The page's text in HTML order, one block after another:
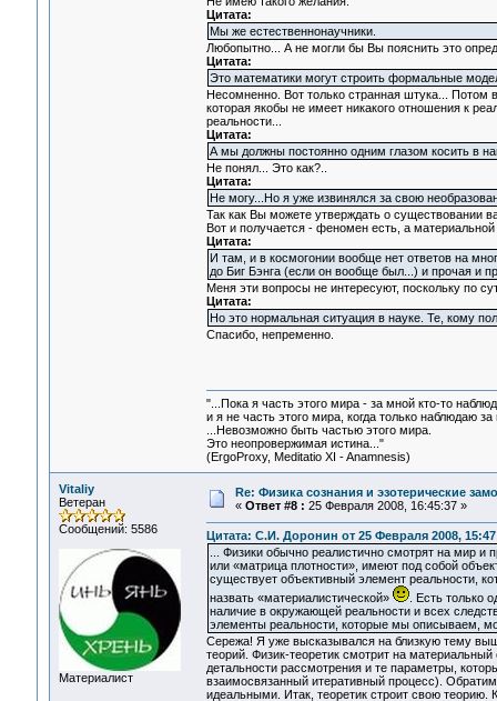
Цитата:
Мы же естественнонаучники.
Любопытно... А не могли бы Вы пояснить это
Цитата:
Это математики могут строить формальные
Несомненно. Вот только странная штука... Потом
которая якобы не имеет никакого отношения к
реальности...
Цитата:
А мы должны постоянно одним глазом косить в
Не понял... Это как?..
Цитата:
Не могу...Но я уже извинялся за свою
Так как Вы можете утверждать о существовании
Вот и получается - феномен есть, а
Цитата:
И там, и в космогонии вообще нет ответов на
до Биг Бэнга (если он вообще был...) и прочая и
Меня эти вопросы не интересуют, поскольку по
Цитата:
Но это нормальная ситуация в науке. Те, кому
Спасибо, непременно.
"...Пока я часть этого мира - за мной кто-то
и я не часть этого мира, когда только наблюдаю
...Невозможно быть частью этого мира.
Это неопровержимая истина..."
(ErgoProxy, Meditatio XI - Anamnesis)
Vitaliy
Ветеран
Сообщений: 5586
Материалист
Re: Физика сознания и эзотерические
« Ответ #8 : 25 Февраля 2008, 16:45:37 »
Цитата: С.И. Доронин от 25 Февраля 2008,
... Физики обычно реалистично смотрят на мир и
или «матрица плотности», имеют под собой
существует объективный элемент реальности,
назвать «материалистической»
. Есть только
наличие в окружающей реальности и всех
элементы реальности, которые мы описываем,
Сережа! Я уже высказывался на близкую тему
теорий. Физик-теоретик смотрит на
детальности рассмотрения и те параметры,
взаимосвязанный итеративный процесс).
идеальными. Итак, теоретик строит свою теорию.